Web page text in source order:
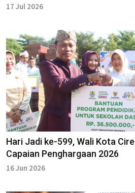
17 Jul 2026
Hari Jadi ke-599, Wali Kota
Capaian Penghargaan 2026
16 Jun 2026